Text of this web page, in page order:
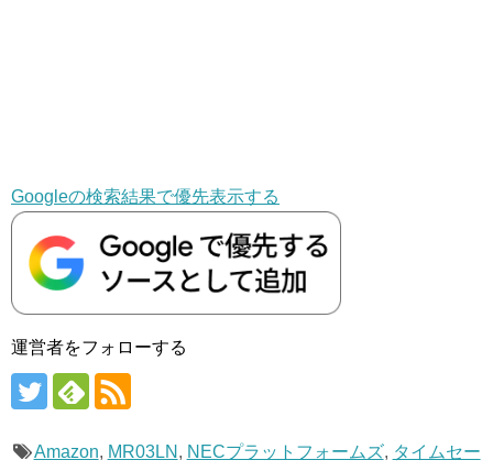
Googleの検索結果で優先表示する
運営者をフォローする
Amazon, MR03LN , NECプラットフォームズ, タイムセー